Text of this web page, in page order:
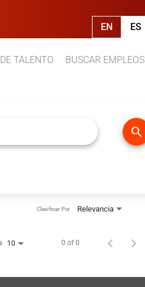
EN ES
TALENTO BUSCAR EMPLEOS
search
Relevancia
Clasificar Por
10 0 of 0